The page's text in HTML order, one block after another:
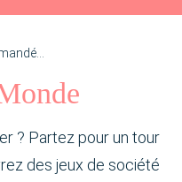
? Partez pour un tour
des jeux de société